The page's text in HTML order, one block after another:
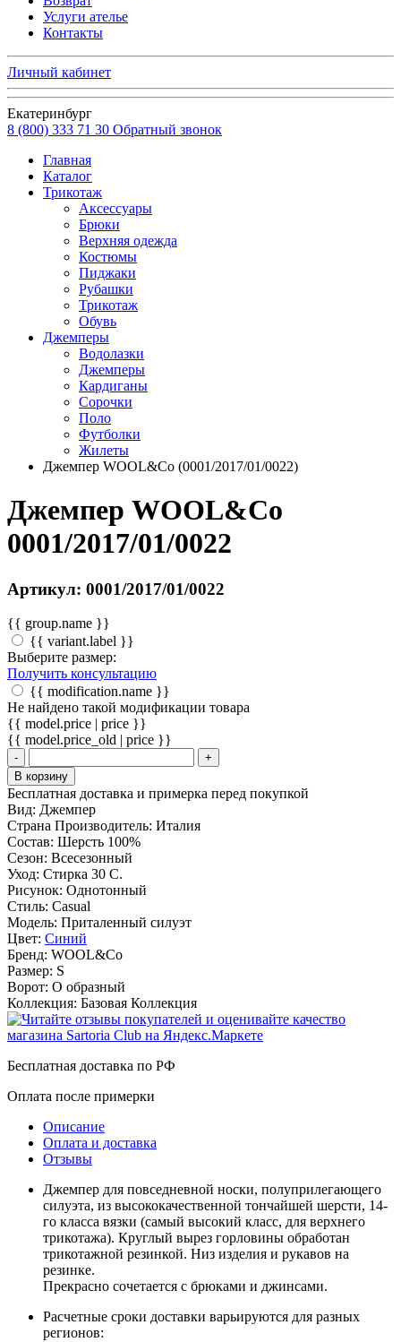
Услуги ателье
Контакты
Личный кабинет
Екатеринбург
8 (800) 333 71 30 Обратный звонок
Главная
Каталог
Трикотаж
Аксессуары
Брюки
Верхняя одежда
Костюмы
Пиджаки
Рубашки
Трикотаж
Обувь
Джемперы
Водолазки
Джемперы
Кардиганы
Сорочки
Поло
Футболки
Жилеты
Джемпер WOOL&Co (0001/2017/01/0022)
Джемпер WOOL&Co
0001/2017/01/0022
Артикул: 0001/2017/01/0022
{{ group.name }}
{{ variant.label }}
Выберите размер:
Получить консультацию
{{ modification.name }}
Не найдено такой модификации товара
{{ model.price | price }}
{{ model.price_old | price }}
-
+
В корзину
Бесплатная доставка и примерка перед покупкой
Вид: Джемпер
Страна Производитель: Италия
Состав: Шерсть 100%
Сезон: Всесезонный
Уход: Стирка 30 С.
Рисунок: Однотонный
Стиль: Casual
Модель: Приталенный силуэт
Цвет: Синий
Бренд: WOOL&Co
Размер: S
Ворот: О образный
Коллекция: Базовая Коллекция
Бесплатная доставка по РФ
Оплата после примерки
Описание
Оплата и доставка
Отзывы
Джемпер для повседневной носки, полуприлегающего
силуэта, из высококачественной тончайшей шерсти, 14-
го класса вязки (самый высокий класс, для верхнего
трикотажа). Круглый вырез горловины обработан
трикотажной резинкой. Низ изделия и рукавов на
резинке.
Прекрасно сочетается с брюками и джинсами.
Расчетные сроки доставки варьируются для разных
регионов: